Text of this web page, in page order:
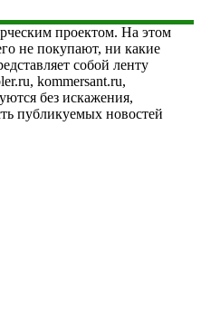
проектом. На этом
не покупают, ни какие
собой ленту
kommersant.ru,
без искажения,
публикуемых новостей